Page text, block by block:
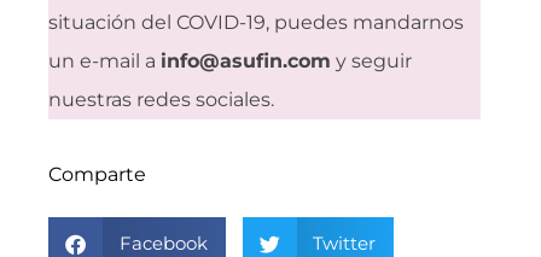
situación del COVID-19, puedes mandarnos
un e-mail a info@asufin.com y seguir
nuestras redes sociales.
Comparte
Facebook Twitter